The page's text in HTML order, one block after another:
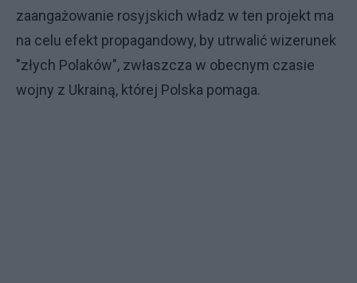
zaangażowanie rosyjskich władz w ten projekt ma
na celu efekt propagandowy, by utrwalić wizerunek
"złych Polaków", zwłaszcza w obecnym czasie
wojny z Ukrainą, której Polska pomaga.